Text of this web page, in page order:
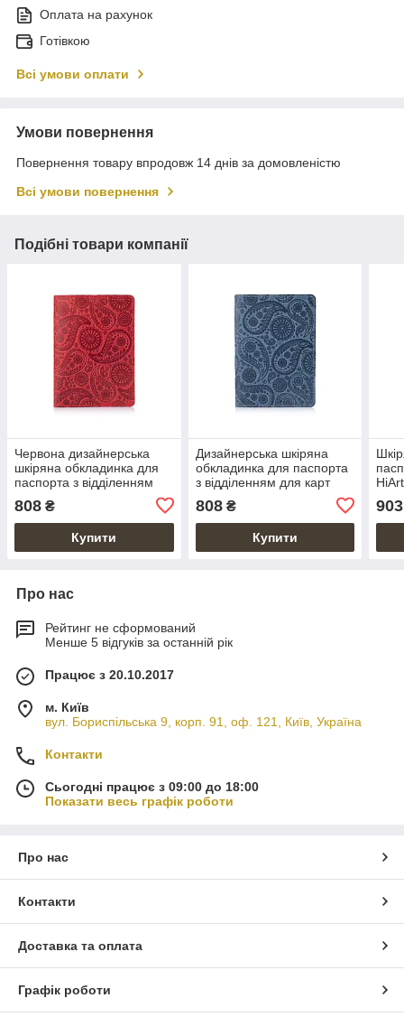
Оплата на рахунок
Готівкою
Всі умови оплати
Умови повернення
Повернення товару впродовж 14 днів за домовленістю
Всі умови повернення
Подібні товари компанії
Червона дизайнерська
шкіряна обкладинка для
паспорта з відділенням
для карток, колекція "Buta
Art"
808 ₴
Купити
Дизайнерська шкіряна
обкладинка для паспорта
з відділенням для карт
колекція "Buta Art"
808₴
Купити
903
Про нас
Рейтинг не сформований
Менше 5 відгуків за останній рік
Працює з 20.10.2017
м. Київ
вул. Бориспільська 9, корп. 91, оф. 121, Київ, Україна
Контакти
Сьогодні працює з 09:00 до 18:00
Показати весь графік роботи
Про нас
Контакти
Доставка та оплата
Графік роботи